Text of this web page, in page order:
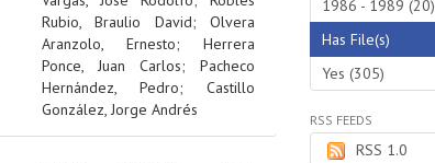
Rubio, Braulio David;Olvera
Aranzolo, Ernesto; Herrera
Ponce, Juan Carlos; Pacheco
Hernández, Pedro; Castillo
González, Jorge Andrés
1986 - 1989 (20)
Has File(s)
Yes (305)
RSS FEEDS
RSS 1.0